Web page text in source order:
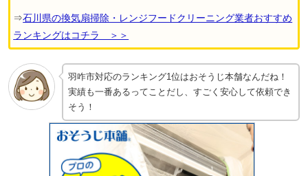
⇒石川県の換気扇掃除・レンジフードクリーニング業者おすすめ
ランキングはコチラ ＞＞
羽咋市対応のランキング1位はおそうじ本舗なんだね！
実績も一番あるってことだし、すごく安心して依頼でき
そう！